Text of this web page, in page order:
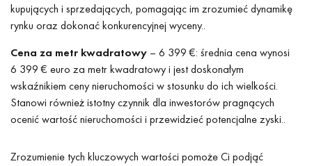
kupujących i sprzedających, pomagając im zrozumieć dynamikę
rynku oraz dokonać konkurencyjnej wyceny..
Cena za metr kwadratowy – 6 399 €: średnia cena wynosi
6 399 € euro za metr kwadratowy i jest doskonałym
wskaźnikiem ceny nieruchomości w stosunku do ich wielkości.
Stanowi również istotny czynnik dla inwestorów pragnących
ocenić wartość nieruchomości i przewidzieć potencjalne zyski..
Zrozumienie tych kluczowych wartości pomoże Ci podjąć